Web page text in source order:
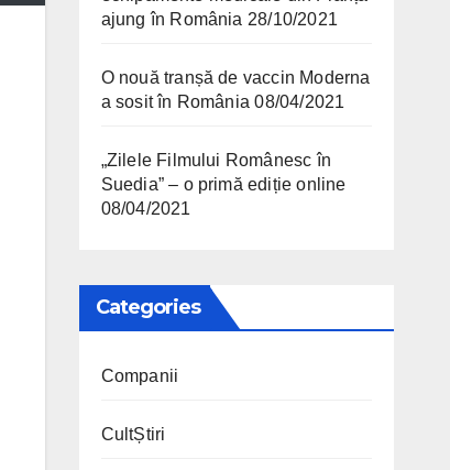
ajung în România 28/10/2021
O nouă tranșă de vaccin Moderna
a sosit în România 08/04/2021
„Zilele Filmului Românesc în
Suedia” – o primă ediție online
08/04/2021
Categories
Companii
CultȘtiri